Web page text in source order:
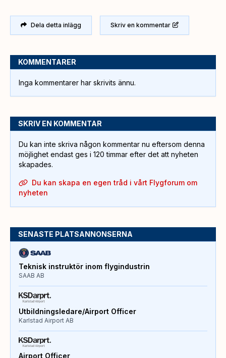
Dela detta inlägg Skriv en kommentar
KOMMENTARER
Inga kommentarer har skrivits ännu.
SKRIV EN KOMMENTAR
Du kan inte skriva någon kommentar nu eftersom denna
möjlighet endast ges i 120 timmar efter det att nyheten
skapades.
Du kan skapa en egen tråd i vårt Flygforum om
nyheten
SENASTE PLATSANNONSERNA
Teknisk instruktör inom flygindustrin
SAAB AB
Utbildningsledare/Airport Officer
Karlstad Airport AB
Airport Officer